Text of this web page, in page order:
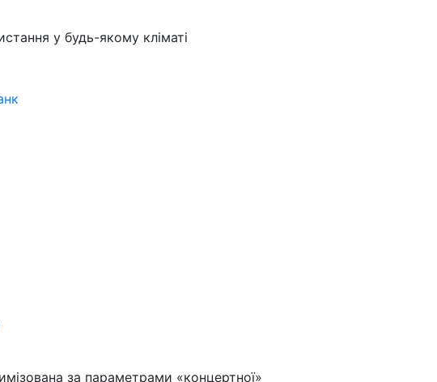
у будь-якому кліматі
за параметрами «концертної»